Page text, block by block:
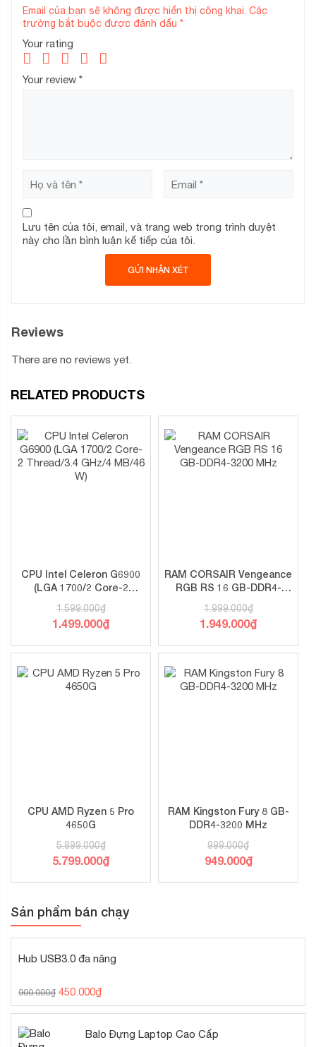
Email của bạn sẽ không được hiển thị công khai. Các
trường bắt buộc được đánh dấu *
Your rating
Your review *
Lưu tên của tôi, email, và trang web trong trình duyệt
này cho lần bình luận kế tiếp của tôi.
Reviews
There are no reviews yet.
RELATED PRODUCTS
CPU Intel Celeron G6900
(LGA 1700/2 Core-2
Thread/3.4 GHz/4 MB/46
W)
1.599.000₫
1.499.000₫
RAM CORSAIR Vengeance
RGB RS 16 GB-DDR4-
3200 MHz
1.999.000₫
1.949.000₫
CPU AMD Ryzen 5 Pro
4650G
5.899.000₫
5.799.000₫
RAM Kingston Fury 8 GB-
DDR4-3200 MHz
999.000₫
949.000₫
Sản phẩm bán chạy
Hub USB3.0 đa năng
900.000₫ 450.000₫
Balo Đựng Laptop Cao Cấp